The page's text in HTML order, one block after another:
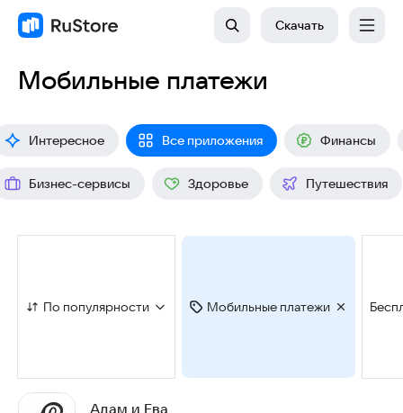
Скачать
Мобильные платежи
Интересное Все приложения Финансы
Бизнес-сервисы Здоровье Путешествия
По популярности Мобильные платежи
Адам и Ева